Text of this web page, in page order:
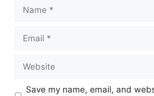
Save my name, email, and